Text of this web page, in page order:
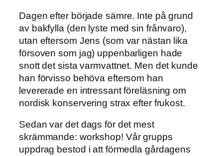
Dagen efter började sämre. Inte på grund
av bakfylla (den lyste med sin frånvaro),
utan eftersom Jens (som var nästan lika
försoven som jag) uppenbarligen hade
snott det sista varmvattnet. Men det kunde
han förvisso behöva eftersom han
levererade en intressant föreläsning om
nordisk konservering strax efter frukost.
Sedan var det dags för det mest
skrämmande: workshop! Vår grupps
uppdrag bestod i att förmedla gårdagens